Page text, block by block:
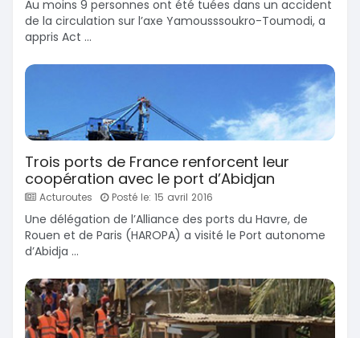
Au moins 9 personnes ont été tuées dans un accident
de la circulation sur l’axe Yamousssoukro-Toumodi, a
appris Act ...
Trois ports de France renforcent leur
coopération avec le port d’Abidjan
Acturoutes Posté le: 15 avril 2016
Une délégation de l’Alliance des ports du Havre, de
Rouen et de Paris (HAROPA) a visité le Port autonome
d’Abidja ...